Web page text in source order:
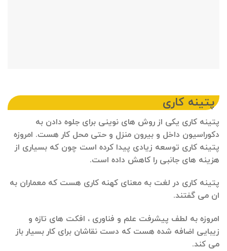
پتینه کاری
پتینه کاری یکی از روش های نوینی برای جلوه دادن به
دکوراسیون داخل و بیرون منزل و حتی محل کار هست. امروزه
پتینه کاری توسعه زیادی پیدا کرده است چون که بسیاری از
هزینه های جانبی را کاهش داده است.
پتینه کاری در لغت به معنای کهنه کاری هست که معماران به
ان می گفتند.
امروزه به لطف پیشرفت علم و فناوری ، افکت های تازه و
زیبایی اضافه شده هست که دست نقاشان برای کار بسیار باز
می کند.